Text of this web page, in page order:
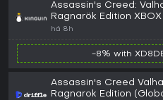
Assassin's Creed:
Ragnarök Edition
Xbox Series X|S CD Key
há 8h
-8% with
Assassin's Creed
Ragnarok Edition